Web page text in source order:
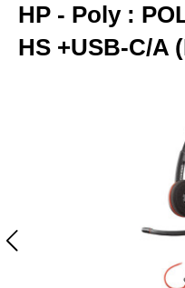
HP - Poly :
HS +USB-C/A